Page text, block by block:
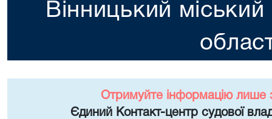
Вінницький міський
Отримуйте інформацію лише
Єдиний Контакт-центр судової